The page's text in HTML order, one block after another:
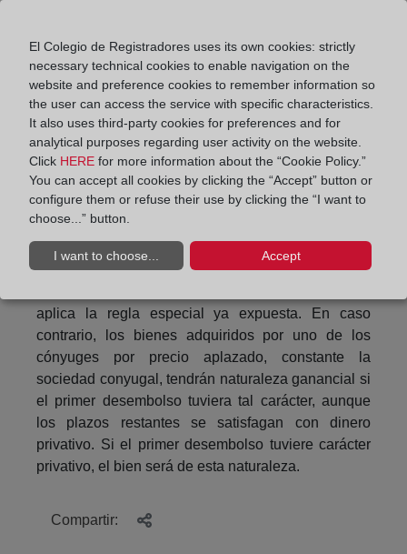
declara el comprador) o presuntivamente ganancial
(si no dice nada). En ambos casos figurará inscrita
sólo a nombre del cónyuge comprador pero con
carácter ganancial o presuntivamente ganancial, de
forma que la venta futura de la vivienda sólo será
posible con el consentimiento de ambos cónyuges.
Se exceptúa el caso de que la compra la realizase
el cónyuge adquirente pagando la entrada con
dinero privativo (p.ej. procedente de una herencia),
en cuyo caso la vivienda será privativa en la parte
aplica la regla especial ya expuesta. En caso
contrario, los bienes adquiridos por uno de los
cónyuges por precio aplazado, constante la
sociedad conyugal, tendrán naturaleza ganancial si
el primer desembolso tuviera tal carácter, aunque
los plazos restantes se satisfagan con dinero
privativo. Si el primer desembolso tuviere carácter
privativo, el bien será de esta naturaleza.
Compartir:
El Colegio de Registradores uses its own cookies: strictly
necessary technical cookies to enable navigation on the
website and preference cookies to remember information so
the user can access the service with specific characteristics.
It also uses third-party cookies for preferences and for
analytical purposes regarding user activity on the website.
Click HERE for more information about the “Cookie Policy.”
You can accept all cookies by clicking the “Accept” button or
configure them or refuse their use by clicking the “I want to
choose...” button.
I want to choose... Accept